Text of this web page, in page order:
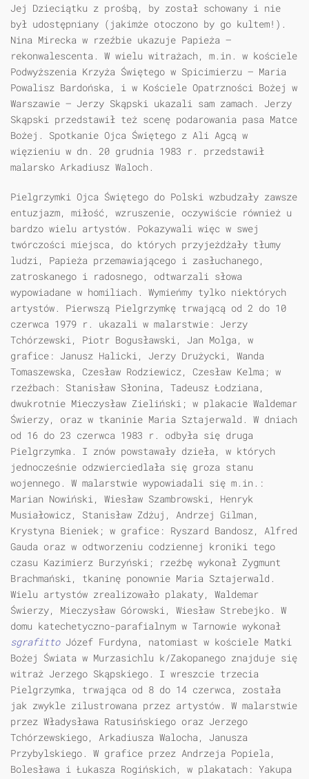
Jej Dzieciątku z prośbą, by został schowany i nie
był udostępniany (jakimże otoczono by go kultem!).
Nina Mirecka w rzeźbie ukazuje Papieża —
rekonwalescenta. W wielu witrażach, m.in. w kościele
Podwyższenia Krzyża Świętego w Spicimierzu — Maria
Powalisz Bardońska, i w Kościele Opatrzności Bożej w
Warszawie — Jerzy Skąpski ukazali sam zamach. Jerzy
Skąpski przedstawił też scenę podarowania pasa Matce
Bożej. Spotkanie Ojca Świętego z Ali Agcą w
więzieniu w dn. 20 grudnia 1983 r. przedstawił
malarsko Arkadiusz Waloch.
Pielgrzymki Ojca Świętego do Polski wzbudzały zawsze
entuzjazm, miłość, wzruszenie, oczywiście również u
bardzo wielu artystów. Pokazywali więc w swej
twórczości miejsca, do których przyjeżdżały tłumy
ludzi, Papieża przemawiającego i zasłuchanego,
zatroskanego i radosnego, odtwarzali słowa
wypowiadane w homiliach. Wymieńmy tylko niektórych
artystów. Pierwszą Pielgrzymkę trwającą od 2 do 10
czerwca 1979 r. ukazali w malarstwie: Jerzy
Tchórzewski, Piotr Bogusławski, Jan Molga, w
grafice: Janusz Halicki, Jerzy Drużycki, Wanda
Tomaszewska, Czesław Rodziewicz, Czesław Kelma; w
rzeźbach: Stanisław Słonina, Tadeusz Łodziana,
dwukrotnie Mieczysław Zieliński; w plakacie Waldemar
Świerzy, oraz w tkaninie Maria Sztajerwald. W dniach
od 16 do 23 czerwca 1983 r. odbyła się druga
Pielgrzymka. I znów powstawały dzieła, w których
jednocześnie odzwierciedlała się groza stanu
wojennego. W malarstwie wypowiadali się m.in.:
Marian Nowiński, Wiesław Szambrowski, Henryk
Musiałowicz, Stanisław Zdżuj, Andrzej Gilman,
Krystyna Bieniek; w grafice: Ryszard Bandosz, Alfred
Gauda oraz w odtworzeniu codziennej kroniki tego
czasu Kazimierz Burzyński; rzeźbę wykonał Zygmunt
Brachmański, tkaninę ponownie Maria Sztajerwald.
Wielu artystów zrealizowało plakaty, Waldemar
Świerzy, Mieczysław Górowski, Wiesław Strebejko. W
domu katechetyczno-parafialnym w Tarnowie wykonał
sgrafittoJózef Furdyna, natomiast w kościele Matki
Bożej Świata w Murzasichlu k/Zakopanego znajduje się
witraż Jerzego Skąpskiego. I wreszcie trzecia
Pielgrzymka, trwająca od 8 do 14 czerwca, została
jak zwykle zilustrowana przez artystów. W malarstwie
przez Władysława Ratusińskiego oraz Jerzego
Tchórzewskiego, Arkadiusza Walocha, Janusza
Przybylskiego. W grafice przez Andrzeja Popiela,
Bolesława i Łukasza Rogińskich, w plakatach: Yakupa